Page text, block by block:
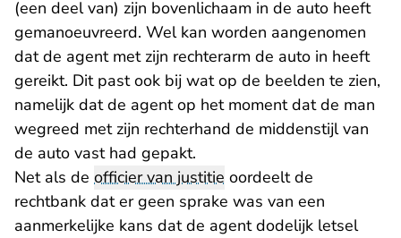
(een deel van) zijn bovenlichaam in de auto heeft
gemanoeuvreerd. Wel kan worden aangenomen
dat de agent met zijn rechterarm de auto in heeft
gereikt. Dit past ook bij wat op de beelden te zien,
namelijk dat de agent op het moment dat de man
wegreed met zijn rechterhand de middenstijl van
de auto vast had gepakt.
Net als de officier van justitie oordeelt de
rechtbank dat er geen sprake was van een
aanmerkelijke kans dat de agent dodelijk letsel